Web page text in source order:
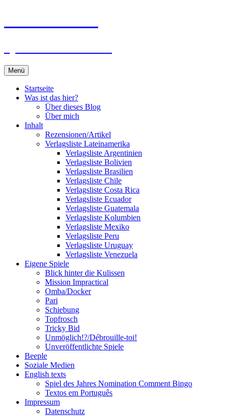
Menü
Startseite
Was ist das hier?
Über dieses Blog
Über mich
Inhalt
Rezensionen/Artikel
Verlagsliste Lateinamerika
Verlagsliste Argentinien
Verlagsliste Bolivien
Verlagsliste Brasilien
Verlagsliste Chile
Verlagsliste Costa Rica
Verlagsliste Ecuador
Verlagsliste Guatemala
Verlagsliste Kolumbien
Verlagsliste Mexiko
Verlagsliste Peru
Verlagsliste Uruguay
Verlagsliste Venezuela
Eigene Spiele
Blick hinter die Kulissen
Mission Impractical
Omba/Docker
Pari
Schiebung
Topfrosch
Tricky Bid
Unmöglich!?/Débrouille-toi!
Unveröffentlichte Spiele
Beeple
Soziale Medien
English texts
Spiel des Jahres Nomination Comment Bingo
Textos em Português
Impressum
Datenschutz